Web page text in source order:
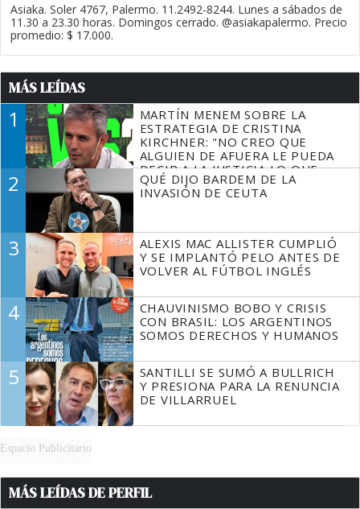
Asiaka. Soler 4767, Palermo. 11.2492-8244. Lunes a sábados de
11.30 a 23.30 horas. Domingos cerrado. @asiakapalermo. Precio
promedio: $ 17.000.
MÁS LEÍDAS
1
MARTÍN MENEM SOBRE LA
ESTRATEGIA DE CRISTINA
KIRCHNER: "NO CREO QUE
ALGUIEN DE AFUERA LE PUEDA
DECIR A LA JUSTICIA LO QUE
TIENE QUE HACER"
2
QUÉ DIJO BARDEM DE LA
INVASIÓN DE CEUTA
3
ALEXIS MAC ALLISTER CUMPLIÓ
Y SE IMPLANTÓ PELO ANTES DE
VOLVER AL FÚTBOL INGLÉS
4
CHAUVINISMO BOBO Y CRISIS
CON BRASIL: LOS ARGENTINOS
SOMOS DERECHOS Y HUMANOS
5
SANTILLI SE SUMÓ A BULLRICH
Y PRESIONA PARA LA RENUNCIA
DE VILLARRUEL
Espacio Publicitario
MÁS LEÍDAS DE PERFIL